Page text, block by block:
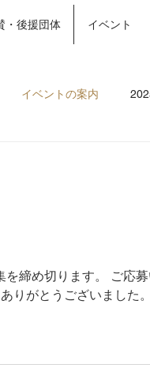
・後援団体 イベント
イベントの案内
締め切ります。 ご応
りがとうございました。
More